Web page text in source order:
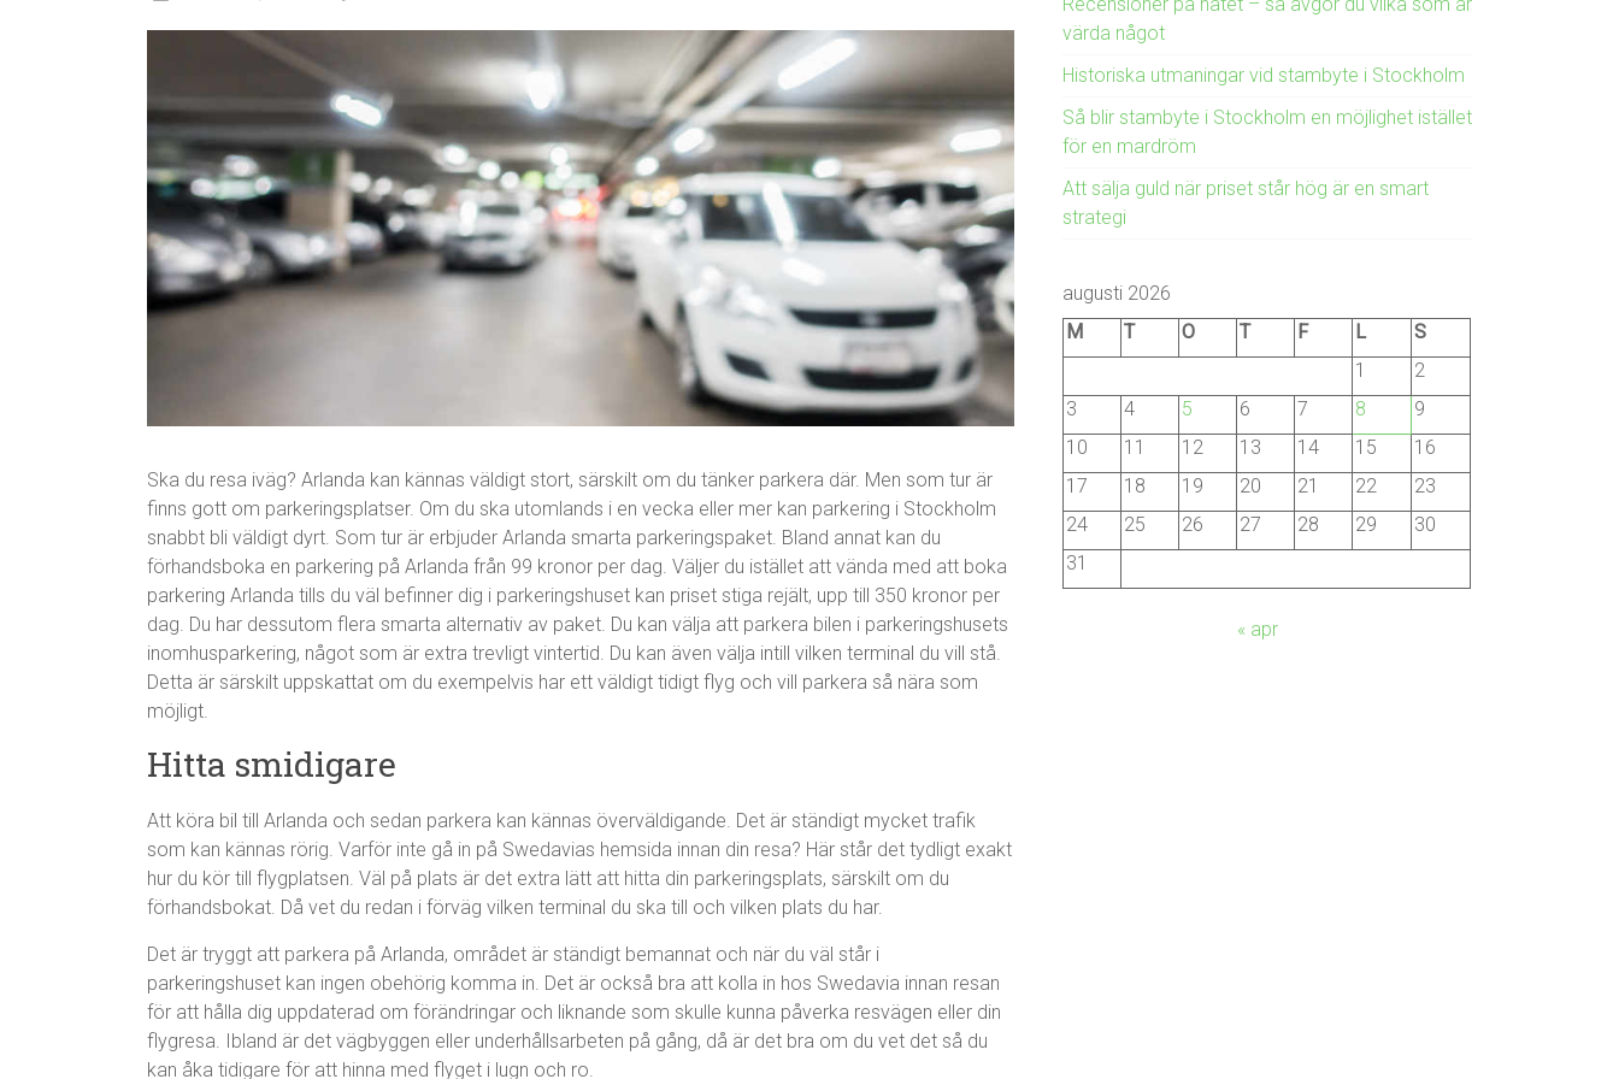
Ska du resa iväg? Arlanda kan kännas väldigt stort, särskilt om du tänker parkera där. Men som tur är
finns gott om parkeringsplatser. Om du ska utomlands i en vecka eller mer kan parkering i Stockholm
snabbt bli väldigt dyrt. Som tur är erbjuder Arlanda smarta parkeringspaket. Bland annat kan du
förhandsboka en parkering på Arlanda från 99 kronor per dag. Väljer du istället att vända med att boka
parkering Arlanda tills du väl befinner dig i parkeringshuset kan priset stiga rejält, upp till 350 kronor per
dag. Du har dessutom flera smarta alternativ av paket. Du kan välja att parkera bilen i parkeringshusets
inomhusparkering, något som är extra trevligt vintertid. Du kan även välja intill vilken terminal du vill stå.
Detta är särskilt uppskattat om du exempelvis har ett väldigt tidigt flyg och vill parkera så nära som
möjligt.
Hitta smidigare
Att köra bil till Arlanda och sedan parkera kan kännas överväldigande. Det är ständigt mycket trafik
som kan kännas rörig. Varför inte gå in på Swedavias hemsida innan din resa? Här står det tydligt exakt
hur du kör till flygplatsen. Väl på plats är det extra lätt att hitta din parkeringsplats, särskilt om du
förhandsbokat. Då vet du redan i förväg vilken terminal du ska till och vilken plats du har.
Det är tryggt att parkera på Arlanda, området är ständigt bemannat och när du väl står i
parkeringshuset kan ingen obehörig komma in. Det är också bra att kolla in hos Swedavia innan resan
för att hålla dig uppdaterad om förändringar och liknande som skulle kunna påverka resvägen eller din
flygresa. Ibland är det vägbyggen eller underhållsarbeten på gång, då är det bra om du vet det så du
kan åka tidigare för att hinna med flyget i lugn och ro.
värda något
Historiska utmaningar vid stambyte i Stockholm
Så blir stambyte i Stockholm en möjlighet istället
för en mardröm
Att sälja guld när priset står hög är en smart
strategi
augusti 2026
M
T O T F L
S
1
2
3
4 5 6 7 8
9
10
11 12 13 14 15
16
17
18 19 20 21 22
23
24
25 26 27 28 29
30
31
« apr